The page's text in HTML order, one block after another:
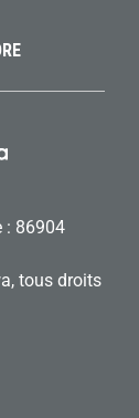
: 86904
tous droits